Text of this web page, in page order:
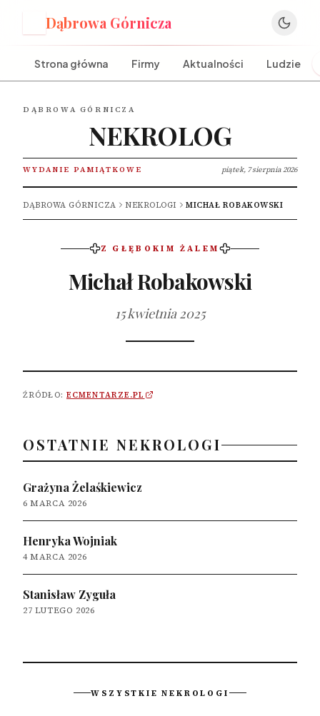
Dąbrowa Górnicza
Strona główna Firmy Aktualności Ludzie
DĄBROWA GÓRNICZA
NEKROLOG
WYDANIE PAMIĄTKOWE piątek, 7 sierpnia 2026
DĄBROWA GÓRNICZA NEKROLOGI MICHAŁ ROBAKOWSKI
Z GŁĘBOKIM ŻALEM
Michał Robakowski
15 kwietnia 2025
ŹRÓDŁO: ECMENTARZE.PL
OSTATNIE NEKROLOGI
Grażyna Żelaśkiewicz
6 MARCA 2026
Henryka Wojniak
4 MARCA 2026
Stanisław Zyguła
27 LUTEGO 2026
WSZYSTKIE NEKROLOGI